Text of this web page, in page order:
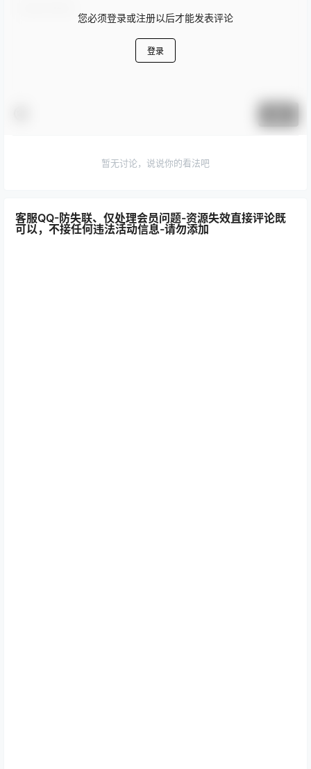
您必须登录或注册以后才能发表评论
登录
暂无讨论，说说你的看法吧
客服QQ-防失联、仅处理会员问题-资源失效直接评论既
可以，不接任何违法活动信息-请勿添加